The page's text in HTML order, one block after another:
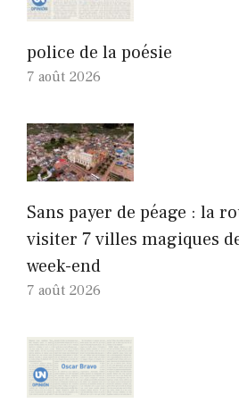
police de la poésie
7 août 2026
Sans payer de péage : la
visiter 7 villes magiques
week-end
7 août 2026